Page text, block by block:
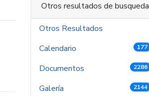
Otros resultados de busqueda
Otros Resultados
Calendario
177
Documentos 2286
Galería 2144